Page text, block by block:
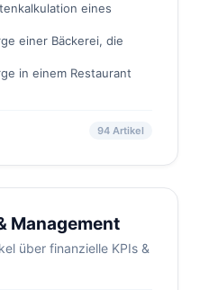
eines
einer Bäckerei, die
in einem Restaurant
94 Artikel
Management
über finanzielle KPIs &